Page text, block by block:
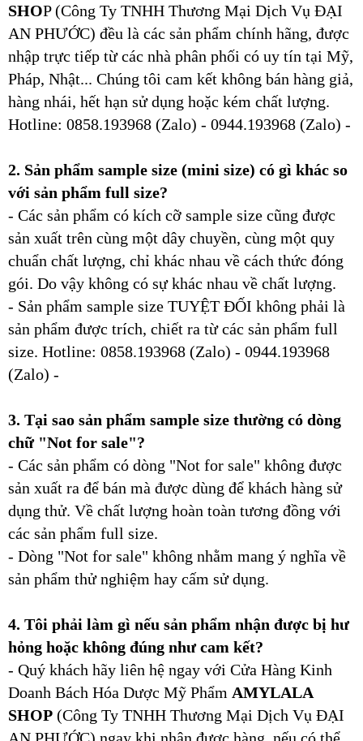
SHOP (Công Ty TNHH Thương Mại Dịch Vụ ĐẠI
AN PHƯỚC) đều là các sản phẩm chính hãng, được
nhập trực tiếp từ các nhà phân phối có uy tín tại Mỹ,
Pháp, Nhật... Chúng tôi cam kết không bán hàng giả,
hàng nhái, hết hạn sử dụng hoặc kém chất lượng.
Hotline: 0858.193968 (Zalo) - 0944.193968 (Zalo) -
2. Sản phẩm sample size (mini size) có gì khác so
với sản phẩm full size?
- Các sản phẩm có kích cỡ sample size cũng được
sản xuất trên cùng một dây chuyền, cùng một quy
chuẩn chất lượng, chỉ khác nhau về cách thức đóng
gói. Do vậy không có sự khác nhau về chất lượng.
- Sản phẩm sample size TUYỆT ĐỐI không phải là
sản phẩm được trích, chiết ra từ các sản phẩm full
size. Hotline: 0858.193968 (Zalo) - 0944.193968
(Zalo) -
3. Tại sao sản phẩm sample size thường có dòng
chữ "Not for sale"?
- Các sản phẩm có dòng "Not for sale" không được
sản xuất ra để bán mà được dùng để khách hàng sử
dụng thử. Về chất lượng hoàn toàn tương đồng với
các sản phẩm full size.
- Dòng "Not for sale" không nhằm mang ý nghĩa về
sản phẩm thử nghiệm hay cấm sử dụng.
4. Tôi phải làm gì nếu sản phẩm nhận được bị hư
hỏng hoặc không đúng như cam kết?
- Quý khách hãy liên hệ ngay với Cửa Hàng Kinh
Doanh Bách Hóa Dược Mỹ Phẩm AMYLALA
SHOP (Công Ty TNHH Thương Mại Dịch Vụ ĐẠI